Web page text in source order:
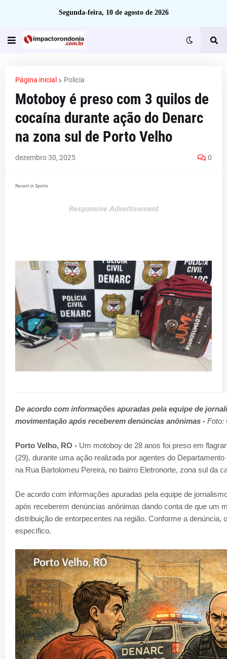
Segunda-feira, 10 de agosto de 2026
Página inicial Policia
Motoboy é preso com 3 quilos de
cocaína durante ação do Denarc
na zona sul de Porto Velho
dezembro 30, 2025 0
Recent in Sports
Responsive Advertisement
De acordo com informações apuradas pela equipe de
movimentação após receberem denúncias anônimas - Foto:
Porto Velho, RO - Um motoboy de 28 anos foi preso em
(29), durante uma ação realizada por agentes do
na Rua Bartolomeu Pereira, no bairro Eletronorte, zona sul da
De acordo com informações apuradas pela equipe de
após receberem denúncias anônimas dando conta de que um
distribuição de entorpecentes na região. Conforme a
específico.